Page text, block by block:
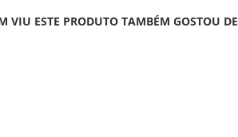
VIU ESTE PRODUTO TAMBÉM GOSTOU DE